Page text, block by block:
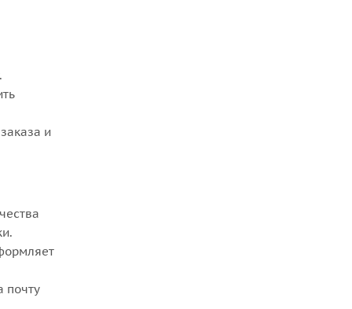
и
почту